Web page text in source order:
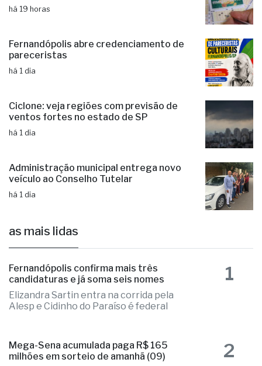
há 19 horas
Fernandópolis abre credenciamento de
pareceristas
há 1 dia
Ciclone: veja regiões com previsão de
ventos fortes no estado de SP
há 1 dia
Administração municipal entrega novo
veículo ao Conselho Tutelar
há 1 dia
as mais lidas
Fernandópolis confirma mais três
candidaturas e já soma seis nomes
Elizandra Sartin entra na corrida pela
Alesp e Cidinho do Paraíso é federal
1
Mega-Sena acumulada paga R$ 165
milhões em sorteio de amanhã (09)
2